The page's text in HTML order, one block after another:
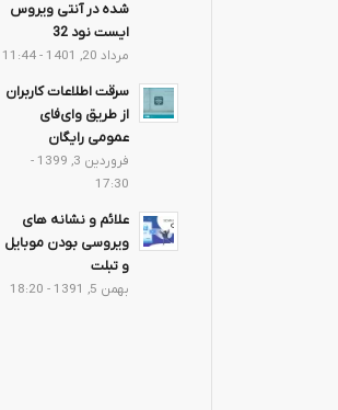
شده در آنتی ویروس
ایست نود 32
مرداد 20, 1401 - 11:44
سرقت اطلاعات کاربران
از طریق وای‌فای
عمومی رایگان
فروردین 3, 1399 -
17:30
علائم و نشانه های
ویروسی بودن موبایل
و تبلت
بهمن 5, 1391 - 18:20